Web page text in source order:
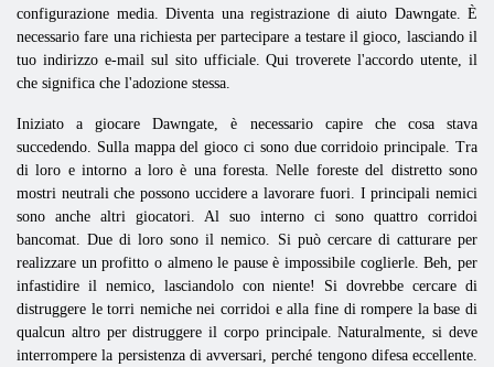
configurazione media. Diventa una registrazione di aiuto Dawngate. È
necessario fare una richiesta per partecipare a testare il gioco, lasciando il
tuo indirizzo e-mail sul sito ufficiale. Qui troverete l'accordo utente, il
che significa che l'adozione stessa.
Iniziato a giocare Dawngate, è necessario capire che cosa stava
succedendo. Sulla mappa del gioco ci sono due corridoio principale. Tra
di loro e intorno a loro è una foresta. Nelle foreste del distretto sono
mostri neutrali che possono uccidere a lavorare fuori. I principali nemici
sono anche altri giocatori. Al suo interno ci sono quattro corridoi
bancomat. Due di loro sono il nemico. Si può cercare di catturare per
realizzare un profitto o almeno le pause è impossibile coglierle. Beh, per
infastidire il nemico, lasciandolo con niente! Si dovrebbe cercare di
distruggere le torri nemiche nei corridoi e alla fine di rompere la base di
qualcun altro per distruggere il corpo principale. Naturalmente, si deve
interrompere la persistenza di avversari, perché tengono difesa eccellente.